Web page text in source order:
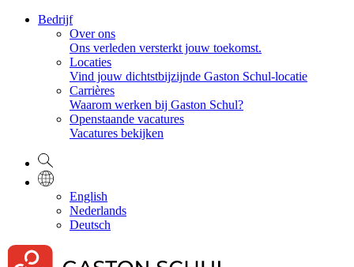
Bedrijf
Over ons
Ons verleden versterkt jouw toekomst.
Locaties
Vind jouw dichtstbijzijnde Gaston Schul-locatie
Carrières
Waarom werken bij Gaston Schul?
Openstaande vacatures
Vacatures bekijken
English
Nederlands
Deutsch